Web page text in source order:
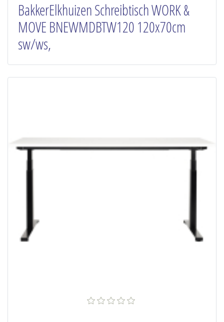
BakkerElkhuizen Schreibtisch WORK &
MOVE BNEWMDBTW120 120x70cm
sw/ws,